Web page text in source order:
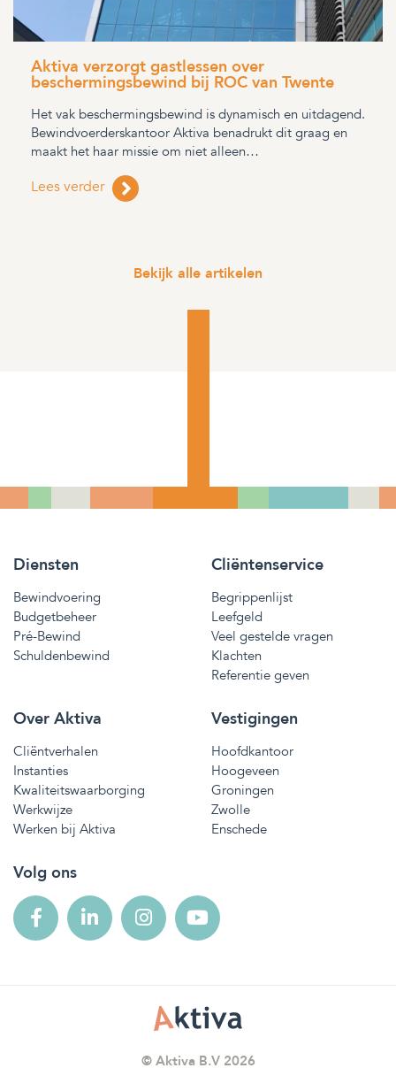
Aktiva verzorgt gastlessen over
beschermingsbewind bij ROC van Twente
Het vak beschermingsbewind is dynamisch en uitdagend.
Bewindvoerderskantoor Aktiva benadrukt dit graag en
maakt het haar missie om niet alleen…
Lees verder
Bekijk alle artikelen
Diensten
Bewindvoering
Budgetbeheer
Pré-Bewind
Schuldenbewind
Cliëntenservice
Begrippenlijst
Leefgeld
Veel gestelde vragen
Klachten
Referentie geven
Over Aktiva
Cliëntverhalen
Instanties
Kwaliteitswaarborging
Werkwijze
Werken bij Aktiva
Vestigingen
Hoofdkantoor
Hoogeveen
Groningen
Zwolle
Enschede
Volg ons
© Aktiva B.V 2026